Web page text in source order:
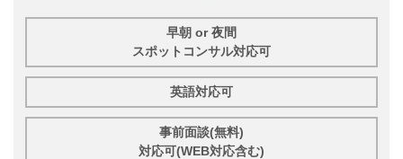
早朝 or 夜間
スポットコンサル対応可
英語対応可
事前面談(無料)
対応可(WEB対応含む)